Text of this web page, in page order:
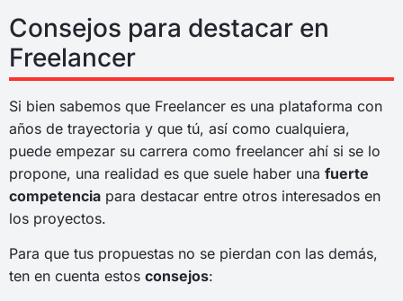
Consejos para destacar en
Freelancer
Si bien sabemos que Freelancer es una plataforma con
años de trayectoria y que tú, así como cualquiera,
puede empezar su carrera como freelancer ahí si se lo
propone, una realidad es que suele haber una fuerte
competencia para destacar entre otros interesados en
los proyectos.
Para que tus propuestas no se pierdan con las demás,
ten en cuenta estos consejos: